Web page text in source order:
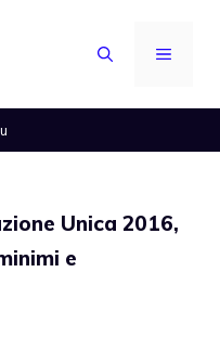
MENU
Unica 2016,
e